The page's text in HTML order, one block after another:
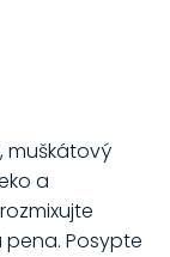
muškátový
a
pena. Posypte